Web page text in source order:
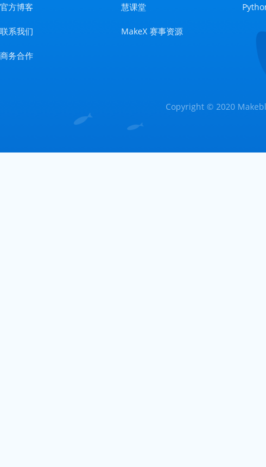
官方博客
联系我们
商务合作
慧课堂
MakeX 赛事资源
Copyright © 2020